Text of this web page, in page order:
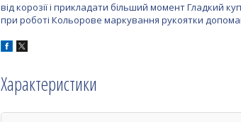
від корозії і прикладати більший момент Гладкий
при роботі Кольорове маркування рукоятки
Характеристики